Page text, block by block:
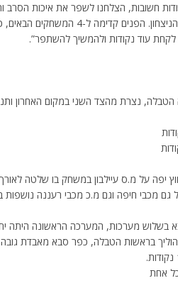
מאמן רמת אביב: “אנחנו מאושרים לקחת עוד 3 נקודות חשובות, הצלחנו לשפר את
שלנו, שני אלמנטים שדיברנו עליהם המון, זה מה שהביא לנו את הניצחון.
לקחת עוד נקודות ולהמשיך להשתפר”.
נצרת מהצד השני במקום האחרון
יפה על מ.ס עיילבון במשחק בו שלטה
בשלוש מערכות, המערכה הראשונה היתה
בראשות הטבלה, כפר סבא מאבדת